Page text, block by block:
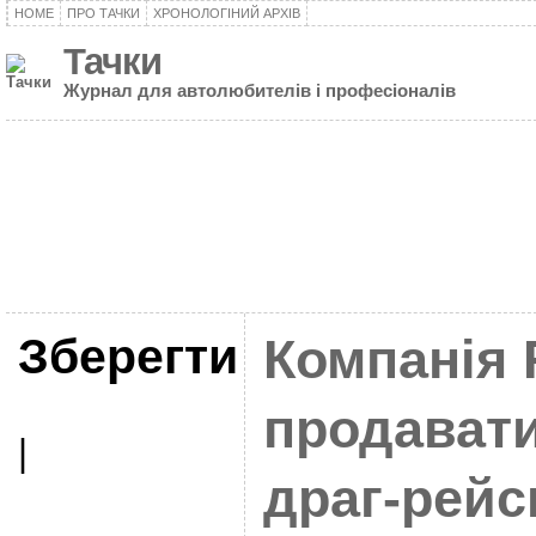
HOME ПРО ТАЧКИ ХРОНОЛОГІНИЙ АРХІВ
Тачки
Журнал для автолюбителів і професіоналів
Зберегти Компанія
драг-